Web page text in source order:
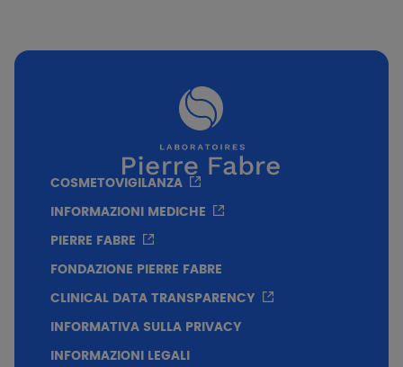
COSMETOVIGILANZA
INFORMAZIONI MEDICHE
PIERRE FABRE
FONDAZIONE PIERRE FABRE
CLINICAL DATA TRANSPARENCY
INFORMATIVA SULLA PRIVACY
INFORMAZIONI LEGALI